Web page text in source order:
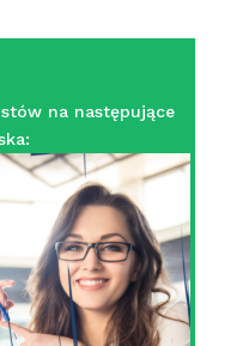
na następujące